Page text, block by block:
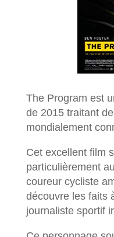
The Program est
de 2015 traitant
mondialement
Cet excellent film
particulièrement
coureur cycliste
découvre les faits
journaliste sportif